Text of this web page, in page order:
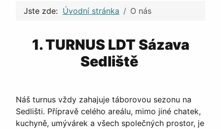
Jste zde: Úvodní stránka O nás
1. TURNUS LDT Sázava
Sedliště
Náš turnus vždy zahajuje táborovou sezonu na
Sedlišti. Přípravě celého areálu, mimo jiné chatek,
kuchyně, umývárek a všech společných prostor, je